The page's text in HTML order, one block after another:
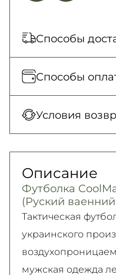
Способы
Отправка
платеж только
150 грн. / 1-2
300 грн. / 1-2
Самовывоз
Безкоштовно
Подробнее
Способы
картой в
Pay, PrivatPay, Visa,
Подробнее
Условия
Подробно об
читайте на
Подробнее
Описание
Футболка
(Руский
Тактическая
украинского
мужская одежда